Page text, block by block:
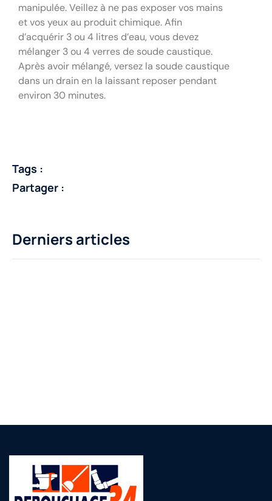
manipulée. Veillez à ne pas exposer vos mains
et vos yeux au produit chimique. Afin
d’acquérir 3 ou 4 litres d’eau, vous devez
mélanger 3 ou 4 verres de soude caustique.
Après avoir mélangé, versez la soude caustique
dans un drain en la laissant reposer pendant
environ 30 minutes.
Tags :
Partager :
Derniers articles